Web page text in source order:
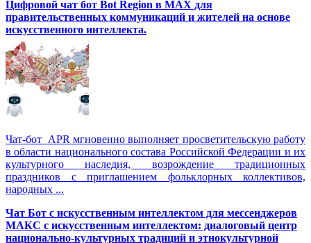
Цифровой чат бот Вot Region в MAX для
правительственных коммуникаций и жителей на основе
искусственного интеллекта.
Чат-бот APR мгновенно выполняет просветительскую работу
в области национального состава Российской Федерации и их
культурного наследия, возрождение традиционных
праздников с приглашением фольклорных коллективов,
народных ...
Чат Бот с искусственным интеллектом для мессенджеров
МАКС с искусственным интеллектом: диалоговый центр
национально-культурных традиций и этнокультурной